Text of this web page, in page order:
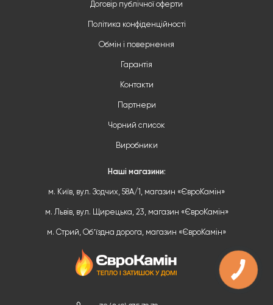
Договір публічної оферти
Політика конфіденційності
Обмін і повернення
Гарантія
Контакти
Партнери
Чорний список
Виробники
Наші магазини:
м. Київ, вул. Зодчих, 58А/1, магазин «ЄвроКамін»
м. Львів, вул. Щирецька, 23, магазин «ЄвроКамін»
м. Стрий, Обʼїздна дорога, магазин «ЄвроКамін»